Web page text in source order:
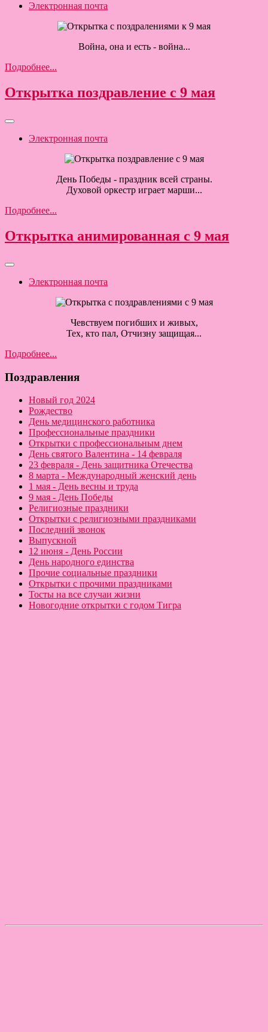
Электронная почта
Война, она и есть - война...
Подробнее...
Открытка поздравление с 9 мая
Электронная почта
День Победы - праздник всей страны.
Духовой оркестр играет марши...
Подробнее...
Открытка анимированная с 9 мая
Электронная почта
Чевствуем погибших и живых,
Тех, кто пал, Отчизну защищая...
Подробнее...
Поздравления
Новый год 2024
Рождество
День медицинского работника
Профессиональные праздники
Открытки с профессиональным днем
День святого Валентина - 14 февраля
23 февраля - День защитника Отечества
8 марта - Международный женский день
1 мая - День весны и труда
9 мая - День Победы
Религиозные праздники
Открытки с религиозными праздниками
Последний звонок
Выпускной
12 июня - День России
День народного единства
Прочие социальные праздники
Открытки с прочими праздниками
Тосты на все случаи жизни
Новогодние открытки с годом Тигра